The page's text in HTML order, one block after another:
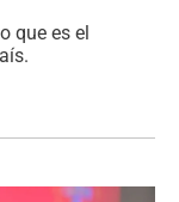
que es el